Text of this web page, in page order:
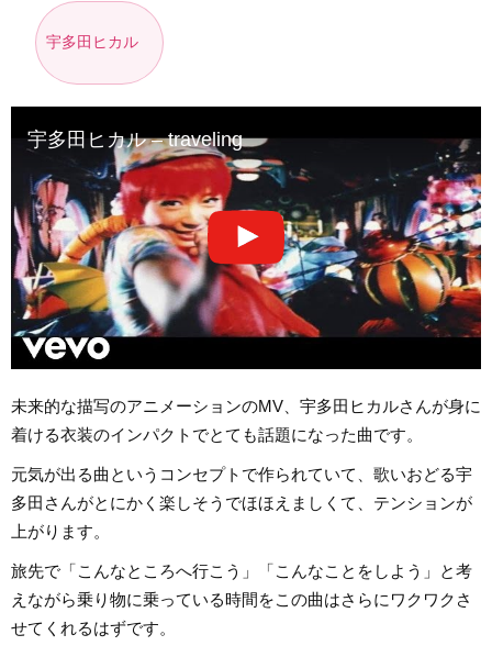
宇多田ヒカル
宇多田ヒカル – traveling
未来的な描写のアニメーションのMV、宇多田ヒカルさんが身に
着ける衣装のインパクトでとても話題になった曲です。
元気が出る曲というコンセプトで作られていて、歌いおどる宇
多田さんがとにかく楽しそうでほほえましくて、テンションが
上がります。
旅先で「こんなところへ行こう」「こんなことをしよう」と考
えながら乗り物に乗っている時間をこの曲はさらにワクワクさ
せてくれるはずです。